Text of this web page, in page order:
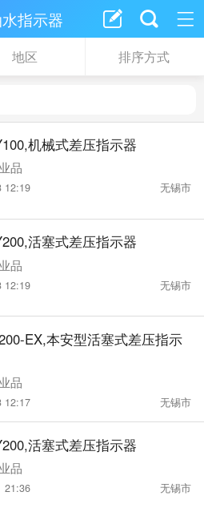
指示器
地区 排序方式
机械式差压指示器
品
12:19 无锡市
活塞式差压指示器
品
12:19 无锡市
EX,本安型活塞式差压指示
品
12:17 无锡市
活塞式差压指示器
品
21:36 无锡市